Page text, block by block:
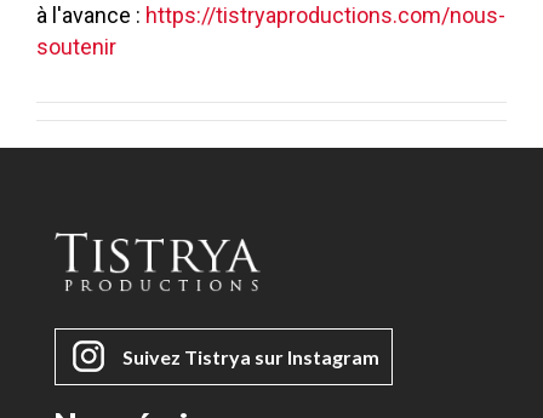
à l'avance : https://tistryaproductions.com/nous-
soutenir
Suivez Tistrya sur Instagram